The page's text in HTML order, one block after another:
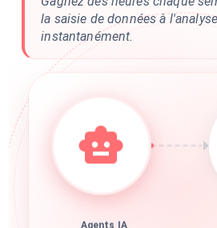
la saisie de données à
instantanément.
Agents IA